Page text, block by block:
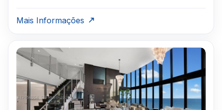
Mais Informações